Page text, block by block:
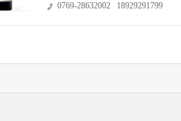
0769-28632002 18929291799